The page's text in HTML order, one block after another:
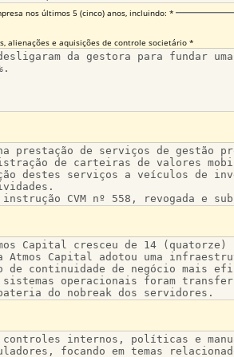
nos últimos 5 (cinco) anos, incluindo: *
alienações e aquisições de controle societário *